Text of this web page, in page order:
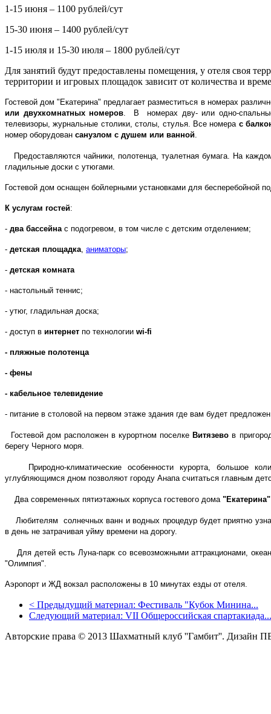
1-15 июня – 1100 рублей/сут
15-30 июня – 1400 рублей/сут
1-15 июля и 15-30 июля – 1800 рублей/сут
Для занятий будут предоставлены помещения, у отеля своя
территории и игровых площадок зависит от количества и
Гостевой дом "Екатерина" предлагает разместиться в номерах
или двухкомнатных номеров . В номерах дву- или одно-
телевизоры, журнальные столики, столы, стулья. Все номера с
номер оборудован санузлом с душем или ванной
Предоставляются чайники, полотенца, туалетная бумага. На
гладильные доски с утюгами.
Гостевой дом оснащен бойлерными установками для бесперебойной
К услугам гостей:
- два бассейна с подогревом, в том числе с детским отделением;
- детская площадка аниматоры;
- детская комната
- настольный теннис;
- утюг, гладильная доска;
- доступ в интернет по технологии wi-fi
- пляжные полотенца
- фены
- кабельное телевидение
- питание в столовой на первом этаже здания где вам будет
Гостевой дом расположен в курортном поселке Витязево в
берегу Черного моря.
Природно-климатические особенности курорта, большое
углубляющимся дном позволяют городу Анапа считаться главным
Два современных пятиэтажных корпуса гостевого дома "Екатерина"
Любителям солнечных ванн и водных процедур будет приятно
в день не затрачивая уйму времени на дорогу.
Для детей есть Луна-парк со всевозможными аттракционами,
"Олимпия".
Аэропорт и ЖД вокзал расположены в 10 минутах езды от отеля.
< Предыдущий материал: Фестиваль "Кубок Минина...
Следующий материал: VII Общероссийская спартакиада...
Авторские права © 2013 Шахматный клуб ''Гамбит''. Дизайн